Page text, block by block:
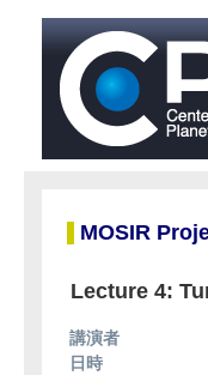
MOSIR
Lecture 4:
講演者
日時